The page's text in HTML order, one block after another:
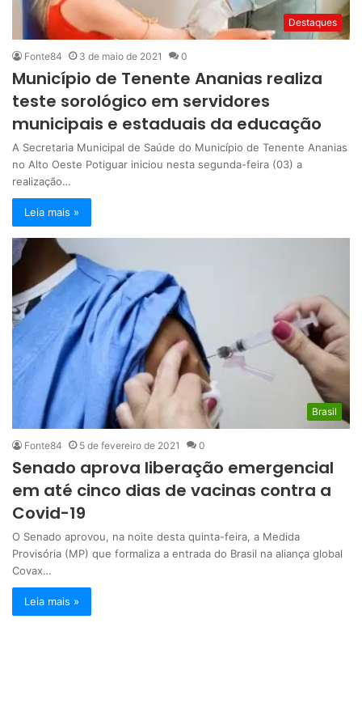
Destaques
Fonte84 3 de maio de 2021 0
Município de Tenente Ananias realiza
teste sorológico em servidores
municipais e estaduais da educação
A Secretaria Municipal de Saúde do Município de Tenente Ananias
no Alto Oeste Potiguar iniciou nesta segunda-feira (03) a
realização…
Leia mais »
Brasil
Fonte84 5 de fevereiro de 2021 0
Senado aprova liberação emergencial
em até cinco dias de vacinas contra a
Covid-19
O Senado aprovou, na noite desta quinta-feira, a Medida
Provisória (MP) que formaliza a entrada do Brasil na aliança global
Covax…
Leia mais »